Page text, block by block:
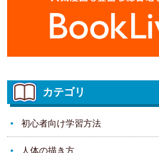
カテゴリ
初心者向け学習方法
人体の描き方